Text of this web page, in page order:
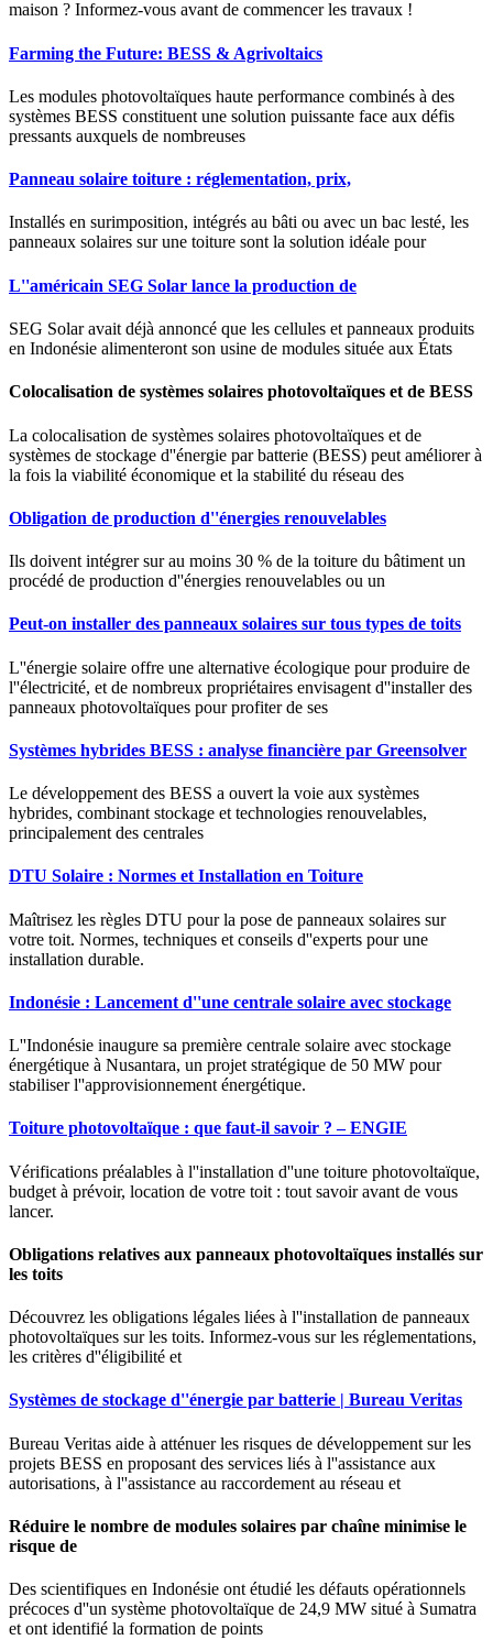
maison ? Informez-vous avant de commencer les travaux !
Farming the Future: BESS & Agrivoltaics
Les modules photovoltaïques haute performance combinés à des
systèmes BESS constituent une solution puissante face aux défis
pressants auxquels de nombreuses
Panneau solaire toiture : réglementation, prix,
Installés en surimposition, intégrés au bâti ou avec un bac lesté, les
panneaux solaires sur une toiture sont la solution idéale pour
L''américain SEG Solar lance la production de
SEG Solar avait déjà annoncé que les cellules et panneaux produits
en Indonésie alimenteront son usine de modules située aux États
Colocalisation de systèmes solaires photovoltaïques et de BESS
La colocalisation de systèmes solaires photovoltaïques et de
systèmes de stockage d''énergie par batterie (BESS) peut améliorer à
la fois la viabilité économique et la stabilité du réseau des
Obligation de production d''énergies renouvelables
Ils doivent intégrer sur au moins 30 % de la toiture du bâtiment un
procédé de production d''énergies renouvelables ou un
Peut-on installer des panneaux solaires sur tous types de toits
L''énergie solaire offre une alternative écologique pour produire de
l''électricité, et de nombreux propriétaires envisagent d''installer des
panneaux photovoltaïques pour profiter de ses
Systèmes hybrides BESS : analyse financière par Greensolver
Le développement des BESS a ouvert la voie aux systèmes
hybrides, combinant stockage et technologies renouvelables,
principalement des centrales
DTU Solaire : Normes et Installation en Toiture
Maîtrisez les règles DTU pour la pose de panneaux solaires sur
votre toit. Normes, techniques et conseils d''experts pour une
installation durable.
Indonésie : Lancement d''une centrale solaire avec stockage
L''Indonésie inaugure sa première centrale solaire avec stockage
énergétique à Nusantara, un projet stratégique de 50 MW pour
stabiliser l''approvisionnement énergétique.
Toiture photovoltaïque : que faut-il savoir ? – ENGIE
Vérifications préalables à l''installation d''une toiture photovoltaïque,
budget à prévoir, location de votre toit : tout savoir avant de vous
lancer.
Obligations relatives aux panneaux photovoltaïques installés sur
les toits
Découvrez les obligations légales liées à l''installation de panneaux
photovoltaïques sur les toits. Informez-vous sur les réglementations,
les critères d''éligibilité et
Systèmes de stockage d''énergie par batterie | Bureau Veritas
Bureau Veritas aide à atténuer les risques de développement sur les
projets BESS en proposant des services liés à l''assistance aux
autorisations, à l''assistance au raccordement au réseau et
Réduire le nombre de modules solaires par chaîne minimise le
risque de
Des scientifiques en Indonésie ont étudié les défauts opérationnels
précoces d''un système photovoltaïque de 24,9 MW situé à Sumatra
et ont identifié la formation de points